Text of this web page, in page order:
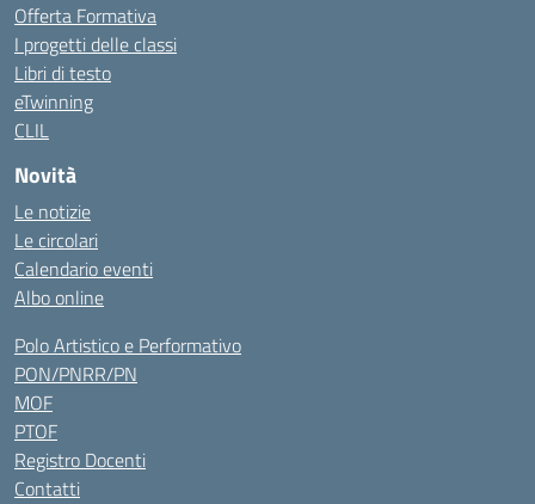
Offerta Formativa
I progetti delle classi
Libri di testo
eTwinning
CLIL
Novità
Le notizie
Le circolari
Calendario eventi
Albo online
Polo Artistico e Performativo
PON/PNRR/PN
MOF
PTOF
Registro Docenti
Contatti